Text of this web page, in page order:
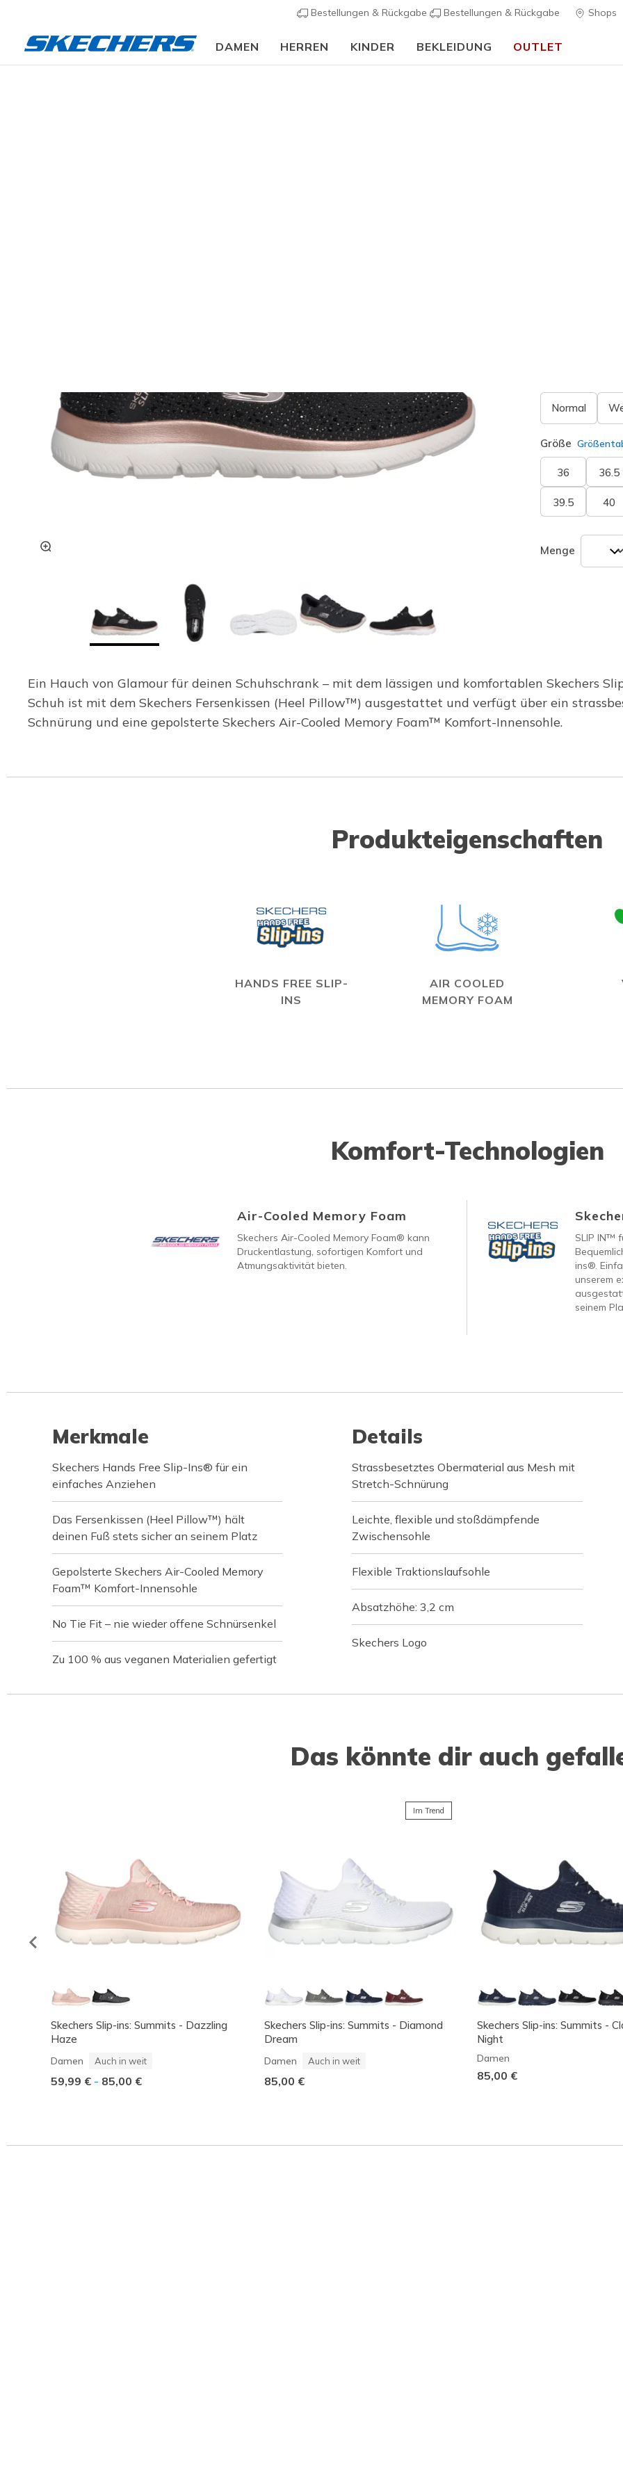
Bestellungen & Rückgabe Bestellungen & Rückgabe Shops
DAMEN HERREN KINDER BEKLEIDUNG OUTLET
Normal
Größe
36 36.5
39.5 40
Menge
Ein Hauch von Glamour für deinen Schuhschrank – mit dem lässigen und komfortablen Skechers
Schuh ist mit dem Skechers Fersenkissen (Heel Pillow™) ausgestattet und verfügt über ein
Schnürung und eine gepolsterte Skechers Air-Cooled Memory Foam™ Komfort-Innensohle.
Produkteigenschaften
HANDS FREE SLIP-
INS
AIR COOLED
MEMORY FOAM
Komfort-Technologien
Air-Cooled Memory Foam
Skechers Air-Cooled Memory Foam® kann
Druckentlastung, sofortigen Komfort und
Atmungsaktivität bieten.
SLIP IN™
ins®.
unserem
seinem
Merkmale
Skechers Hands Free Slip-Ins® für ein
einfaches Anziehen
Das Fersenkissen (Heel Pillow™) hält
deinen Fuß stets sicher an seinem Platz
Gepolsterte Skechers Air-Cooled Memory
Foam™ Komfort-Innensohle
No Tie Fit – nie wieder offene Schnürsenkel
Zu 100 % aus veganen Materialien gefertigt
Details
Strassbesetztes Obermaterial aus Mesh mit
Stretch-Schnürung
Leichte, flexible und stoßdämpfende
Zwischensohle
Flexible Traktionslaufsohle
Absatzhöhe: 3,2 cm
Skechers Logo
Das könnte dir auch
Skechers Slip-ins: Summits - Dazzling
Haze
Damen Auch in weit
59,99 € - 85,00 €
Im Trend
Skechers Slip-ins: Summits - Diamond
Dream
Damen Auch in weit
85,00 €
Skechers Slip-ins: Summits -
Night
Damen
85,00 €